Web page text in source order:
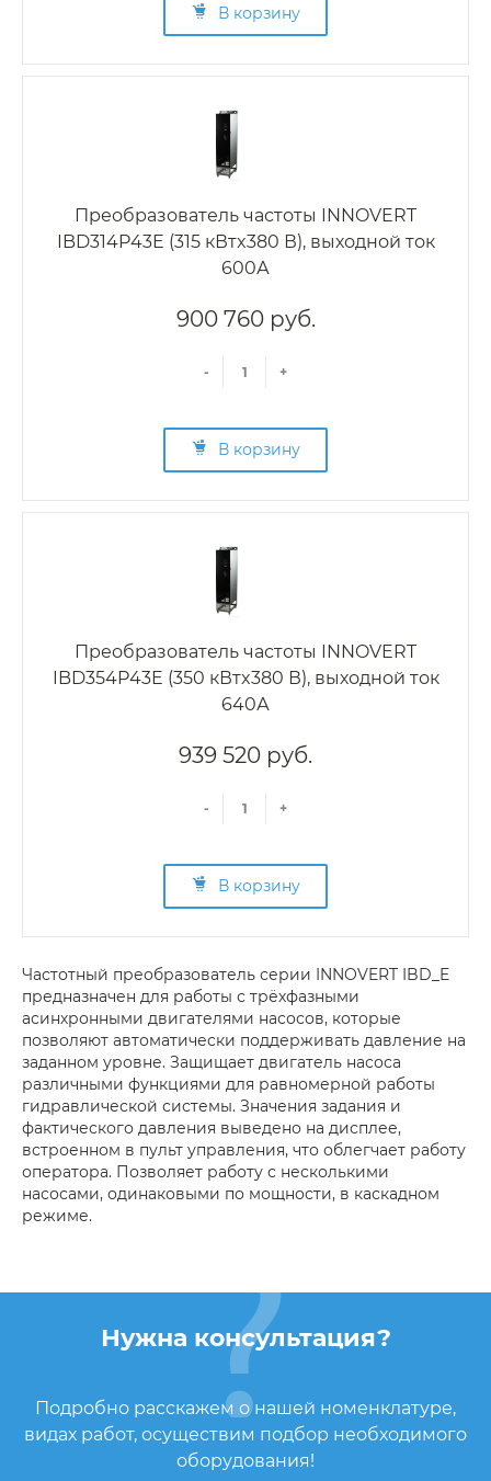
В корзину
Преобразователь частоты INNOVERT
IBD314P43E (315 кВтx380 В), выходной ток
600А
900 760 руб.
- +
В корзину
Преобразователь частоты INNOVERT
IBD354P43E (350 кВтx380 В), выходной ток
640А
939 520 руб.
- +
В корзину
Частотный преобразователь серии INNOVERT IBD_E
предназначен для работы с трёхфазными
асинхронными двигателями насосов, которые
позволяют автоматически поддерживать давление на
заданном уровне. Защищает двигатель насоса
различными функциями для равномерной работы
гидравлической системы. Значения задания и
фактического давления выведено на дисплее,
встроенном в пульт управления, что облегчает работу
оператора. Позволяет работу с несколькими
насосами, одинаковыми по мощности, в каскадном
режиме.
Нужна консультация?
Подробно расскажем о нашей номенклатуре,
видах работ, осуществим подбор необходимого
оборудования!